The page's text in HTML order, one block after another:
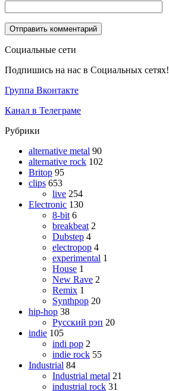
Социальные сети
Подпишись на нас в Социальных сетях!
Группа Вконтакте
Канал в Телеграме
Рубрики
alternative metal 90
alternative rock 102
Britop 95
clips 653
live 254
Electronic 130
8-bit 6
breakbeat 2
Dubstep 4
electropop 4
experimental 1
House 1
New Rave 2
Remix 1
Synthpop 20
hip-hop 38
Русский рэп 20
indie 105
indi pop 2
indie rock 55
Industrial 84
Industrial metal 21
industrial rock 31